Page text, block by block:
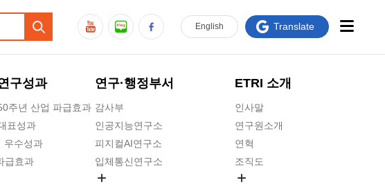
구성과
주년 산업 파급효과
표성과
우수성과
급효과
연구·행정부서
감사부
인공지능연구소
피지컬AI연구소
입체통신연구소
ETRI 소개
인사말
연구원소개
연혁
조직도
English Translate